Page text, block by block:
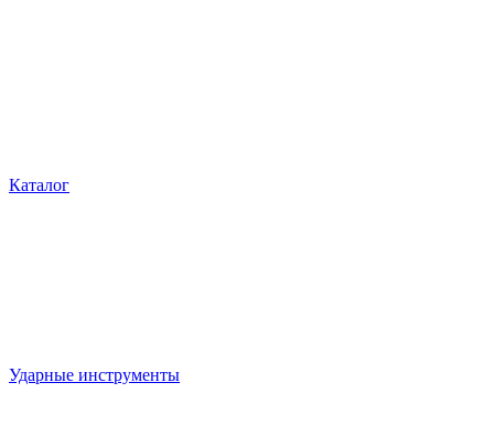
Каталог
Ударные инструменты